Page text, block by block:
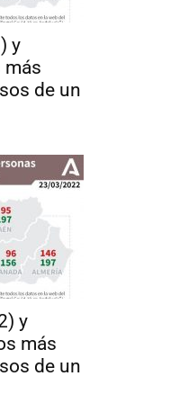
y
más
de un
y
más
de un